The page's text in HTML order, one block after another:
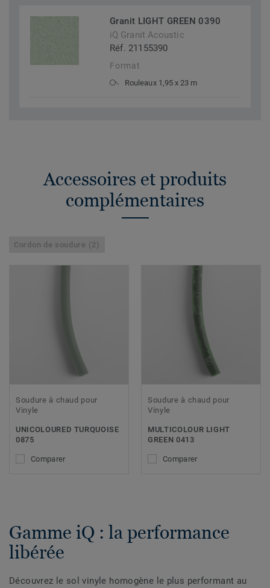
Granit LIGHT GREEN 0390
iQ Granit Acoustic
Réf. 21155390
Format
Rouleaux 1,95 x 23 m
Accessoires et produits
complémentaires
Cordon de soudure (2)
Soudure à chaud pour
Vinyle
UNICOLOURED TURQUOISE
0875
Comparer
Soudure à chaud pour
Vinyle
MULTICOLOUR LIGHT
GREEN 0413
Comparer
Gamme iQ : la performance
libérée
Découvrez le sol vinyle homogène le plus performant au